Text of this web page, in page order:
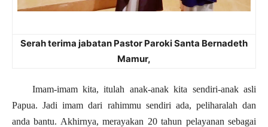
Serah terima jabatan Pastor Paroki Santa Bernadeth
Mamur,
Imam-imam kita, itulah anak-anak kita sendiri-anak asli
Papua. Jadi imam dari rahimmu sendiri ada, peliharalah dan
anda bantu. Akhirnya, merayakan 20 tahun pelayanan sebagai